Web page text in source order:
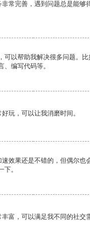
常完善，遇到问题总是能够
可以帮助我解决很多问题。
、编写代码等。
玩，可以让我消磨时间。
效果还是不错的，但偶尔也
下。
富，可以满足我不同的社交